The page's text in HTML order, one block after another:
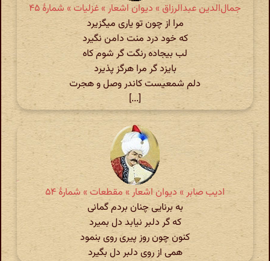
جمال‌الدین عبدالرزاق » دیوان اشعار » غزلیات » شمارهٔ ۴۵
مرا از چون تو یاری میگزیرد
که خود درد منت دامن نگیرد
لب بیجاده رنگت گر شوم کاه
بایزد گر مرا هرگز پذیرد
دلم شمعیست کاندر وصل و هجرت
[...]
ادیب صابر » دیوان اشعار » مقطعات » شمارهٔ ۵۴
به برنایی چنان بردم گمانی
که گر دلبر نیابد دل بمیرد
کنون چون روز پیری روی بنمود
همی از روی دلبر دل بگیرد